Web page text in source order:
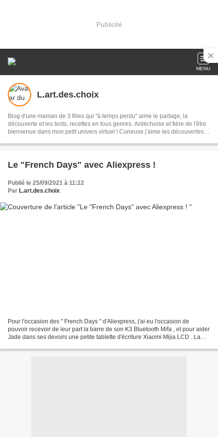
Publicité
MENU
L.art.des.choix
Blog d'une maman de 3 filles qui "à temps perdu" aime le partage, la
découverte et les tests, recettes en tous genres. Ardéchoise et fière de l'être
bienvenue dans mon petit univers virtuel ! Curieuse j'aime les découvertes et
tendances, la pâtisserie, la photo .... Bref une petite partie de moi
Le "French Days" avec Aliexpress !
Publié le 25/09/2021 à 11:22
Par L.art.des.choix
Pour l'occasion des " French Days " d'Aliexpress, j'ai eu l'occasion de
pouvoir recevoir de leur part la barre de son K3 Bluetooth Mifa , et pour aider
Jade dans ses devoirs une petite tablette d'écriture Xiaomi Mijia LCD . La